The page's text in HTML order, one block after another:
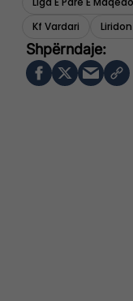
Kf Vardari